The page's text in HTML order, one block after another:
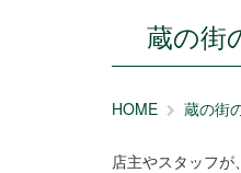
蔵の街
HOME 蔵の街
店主やスタッフが